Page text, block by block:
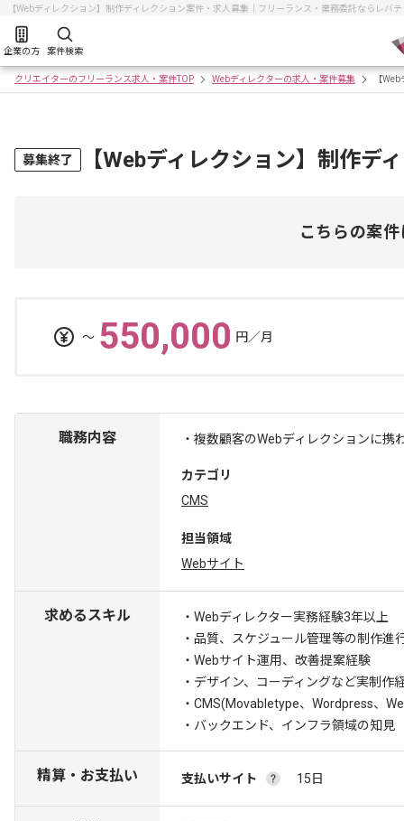
【Webディレクション】制作ディレクション案件・求人募集｜フリーランス・業務委託ならレバ
企業の方 案件検索
クリエイターのフリーランス求人・案件TOP Webディレクターの求人・案件募集 【
募集終了 【Webディレクション】制作デ
こちらの案
〜 550,000 円／月
職務内容 ・複数顧客のWebディレクションに携
カテゴリ
CMS
担当領域
Webサイト
求めるスキル
・Webディレクター実務経験3年以上
・品質、スケジュール管理等の制作進
・Webサイト運用、改善提案経験
・デザイン、コーディングなど実制
・CMS(Movabletype、Wordpress、
・バックエンド、インフラ領域の知見
精算・お支払い 支払いサイト 15日